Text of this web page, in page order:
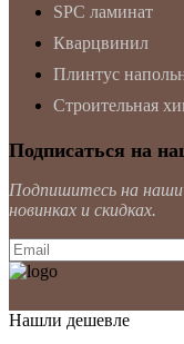
SPC ламинат
Кварцвинил
Плинтус
Строительная
Подписаться на
Подпишитесь на
новинках и скидках.
Нашли дешевле